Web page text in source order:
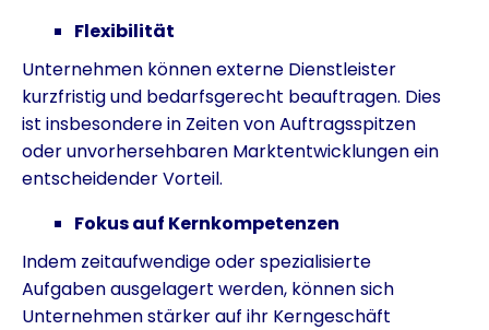
Flexibilität
Unternehmen können externe Dienstleister
kurzfristig und bedarfsgerecht beauftragen. Dies
ist insbesondere in Zeiten von Auftragsspitzen
oder unvorhersehbaren Marktentwicklungen ein
entscheidender Vorteil.
Fokus auf Kernkompetenzen
Indem zeitaufwendige oder spezialisierte
Aufgaben ausgelagert werden, können sich
Unternehmen stärker auf ihr Kerngeschäft